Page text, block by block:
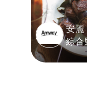
安麗
綜合